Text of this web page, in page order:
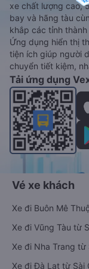
xe chất lượng cao,
bay và hãng tàu
khắp các tỉnh
Ứng dụng hiển thị
tiện ích giúp người
chuyển tiết kiệm,
Tải ứng dụng
Vé xe khách
Xe đi Buôn Mê
Xe đi Vũng Tàu từ
Xe đi Nha Trang từ
Xe đi Đà Lạt từ Sài